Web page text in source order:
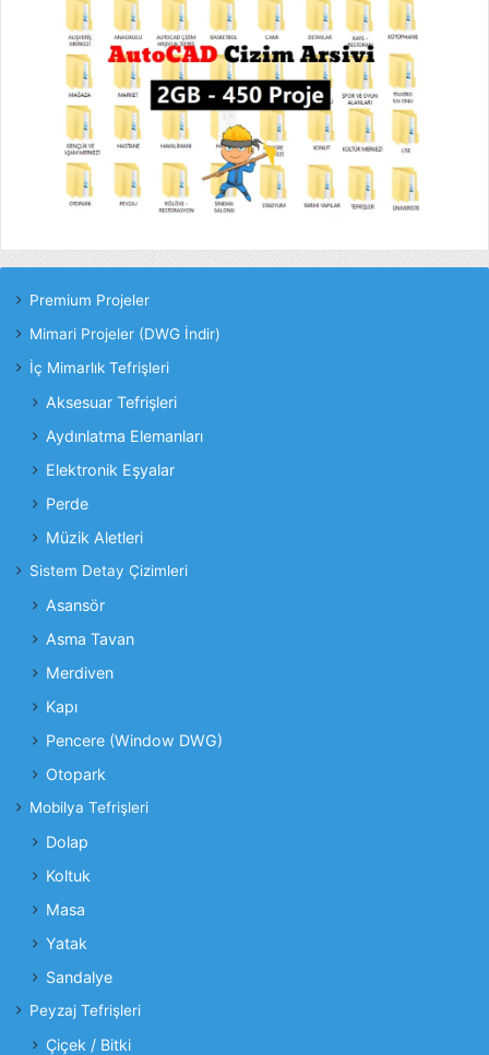
Premium Projeler
Mimari Projeler (DWG İndir)
İç Mimarlık Tefrişleri
Aksesuar Tefrişleri
Aydınlatma Elemanları
Elektronik Eşyalar
Perde
Müzik Aletleri
Sistem Detay Çizimleri
Asansör
Asma Tavan
Merdiven
Kapı
Pencere (Window DWG)
Otopark
Mobilya Tefrişleri
Dolap
Koltuk
Masa
Yatak
Sandalye
Peyzaj Tefrişleri
Çiçek / Bitki